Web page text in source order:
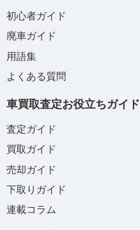
初心者ガイド
廃車ガイド
用語集
よくある質問
車買取査定お役立ちガイド
査定ガイド
買取ガイド
売却ガイド
下取りガイド
連載コラム